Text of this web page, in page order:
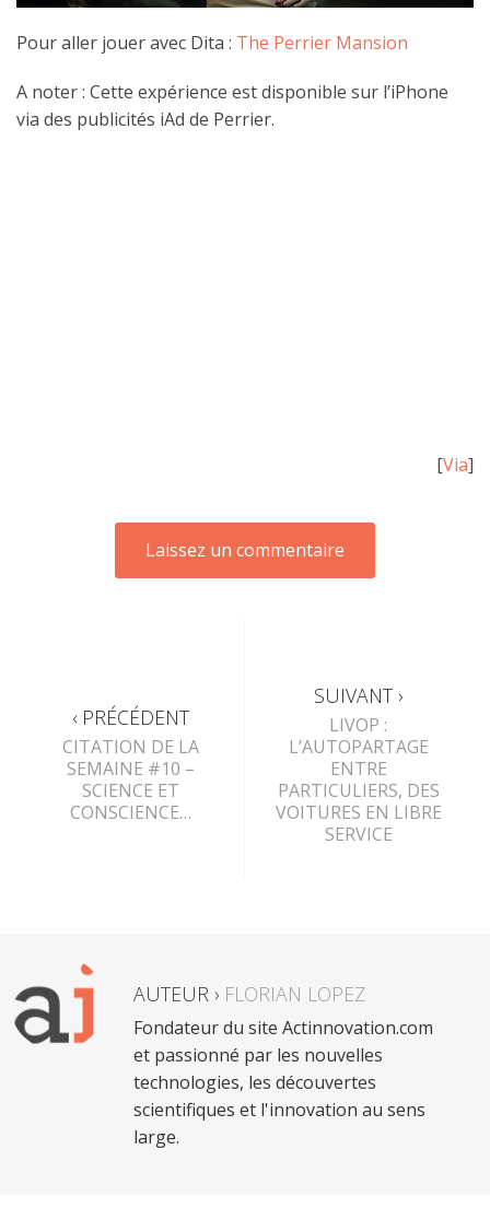
Pour aller jouer avec Dita : The Perrier Mansion
A noter : Cette expérience est disponible sur l’iPhone
via des publicités iAd de Perrier.
[Via]
‹ PRÉCÉDENT
CITATION DE LA
SEMAINE #10 –
SCIENCE ET
CONSCIENCE…
SUIVANT ›
LIVOP :
L’AUTOPARTAGE
ENTRE
PARTICULIERS, DES
VOITURES EN LIBRE
SERVICE
AUTEUR › FLORIAN LOPEZ
Fondateur du site Actinnovation.com
et passionné par les nouvelles
technologies, les découvertes
scientifiques et l'innovation au sens
large.